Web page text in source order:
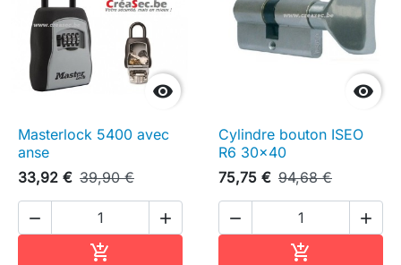

Masterlock 5400 avec
anse
33,92 € 39,90 €
 


Cylindre bouton ISEO
R6 30x40
75,75 € 94,68 €
 
